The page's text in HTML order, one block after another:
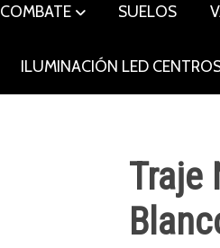
COMBATE SUELOS
ILUMINACIÓN LED
Traje